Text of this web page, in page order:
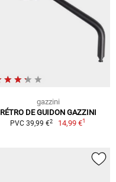
gazzini
RÉTRO DE GUIDON GAZZINI
PVC 39,99 €2 14,99 €1